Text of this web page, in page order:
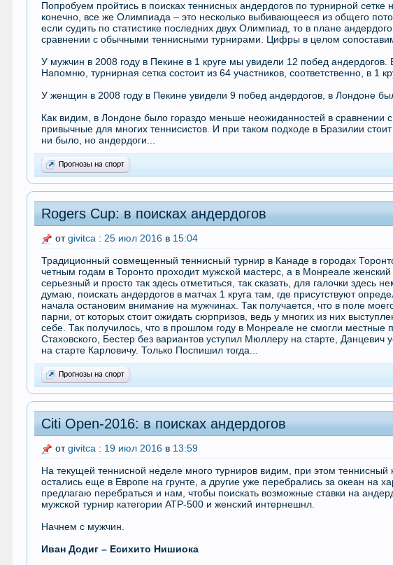
Попробуем пройтись в поисках теннисных андердогов по турнирной
конечно, все же Олимпиада – это несколько выбивающееся из общего
если судить по статистике последних двух Олимпиад, то в плане
сравнении с обычными теннисными турнирами. Цифры в целом
У мужчин в 2008 году в Пекине в 1 круге мы увидели 12 побед
Напомню, турнирная сетка состоит из 64 участников, соответственно, в 1
У женщин в 2008 году в Пекине увидели 9 побед андердогов, в Лондоне
Как видим, в Лондоне было гораздо меньше неожиданностей в сравнении
привычные для многих теннисистов. И при таком подходе в Бразилии
ни было, но андердоги...
Прогнозы на спорт
Rogers Cup: в поисках андердогов
отgivitca :25 июл 2016 в 15:04
Традиционный совмещенный теннисный турнир в Канаде в городах
четным годам в Торонто проходит мужской мастерс, а в Монреале
серьезный и просто так здесь отметиться, так сказать, для галочки здесь
думаю, поискать андердогов в матчах 1 круга там, где присутствуют
начала остановим внимание на мужчинах. Так получается, что в поле
парни, от которых стоит ожидать сюрпризов, ведь у многих из них
себе. Так получилось, что в прошлом году в Монреале не смогли
Стаховского, Бестер без вариантов уступил Мюллеру на старте,
на старте Карловичу. Только Поспишил тогда...
Прогнозы на спорт
Citi Open-2016: в поисках андердогов
отgivitca : 19 июл 2016 в 13:59
На текущей теннисной неделе много турниров видим, при этом теннисный
остались еще в Европе на грунте, а другие уже перебрались за океан на
предлагаю перебраться и нам, чтобы поискать возможные ставки на
мужской турнир категории АТР-500 и женский интернешнл.
Начнем с мужчин.
Иван Додиг – Есихито Нишиока